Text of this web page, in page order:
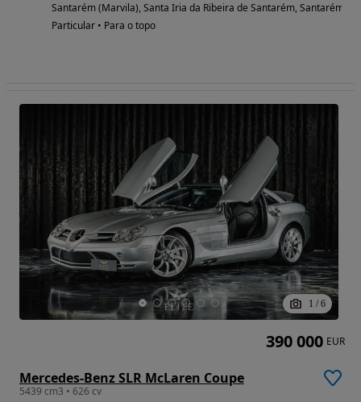
Santarém (Marvila), Santa Iria da Ribeira de Santarém, Santarém
Particular • Para o topo
1 / 6
Mercedes-Benz SLR McLaren Coupe
5439 cm3 • 626 cv
390 000 EUR